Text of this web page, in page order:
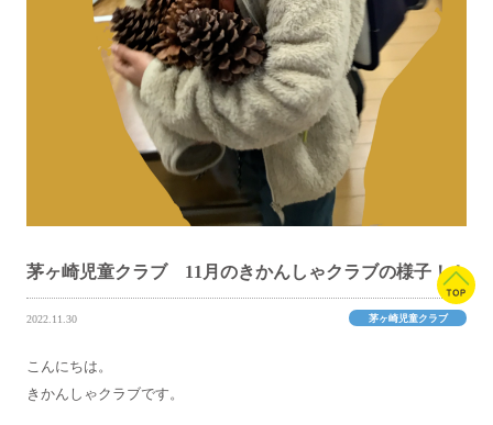
茅ヶ崎児童クラブ 11月のきかんしゃクラブの様子！！
2022.11.30 茅ヶ崎児童クラブ
こんにちは。
きかんしゃクラブです。